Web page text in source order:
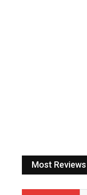
Most Reviews